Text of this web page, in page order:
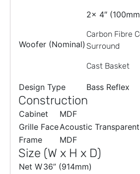
Woofer (Nominal)
2x 4″
Carbon Fibre
Surround
Cast Basket
Design Type Bass Reflex
Construction
Cabinet
MDF
Grille FaceAcoustic
Frame
MDF
Size (W x H x D)
Net W36” (914mm)